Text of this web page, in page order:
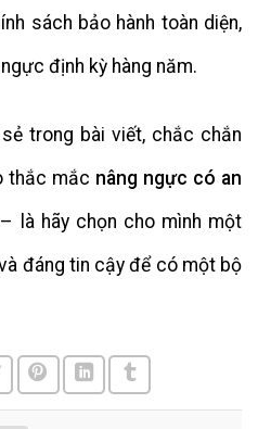
sách bảo hành toàn diện,
định kỳ hàng năm.
trong bài viết, chắc chắn
thắc mắc nâng ngực có an
là hãy chọn cho mình một
đáng tin cậy để có một bộ